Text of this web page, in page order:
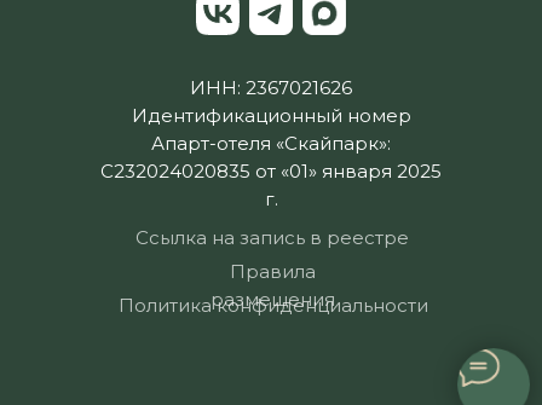
Политика конфиденциальности
Правила
размещения
Ссылка на запись в реестре
ИНН: 2367021626
Идентификационный номер
Апарт-отеля «Скайпарк»:
С232024020835 от «01» января 2025
г.